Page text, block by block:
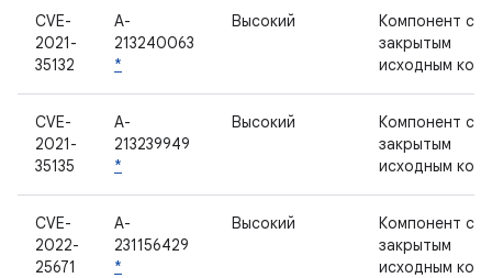
CVE-
2021-
35132
A-
213240063
*
Высокий
Компонент с
закрытым
исходным
CVE-
2021-
35135
A-
213239949
*
Высокий
Компонент с
закрытым
исходным
CVE-
2022-
25671
A-
231156429
*
Высокий
Компонент с
закрытым
исходным